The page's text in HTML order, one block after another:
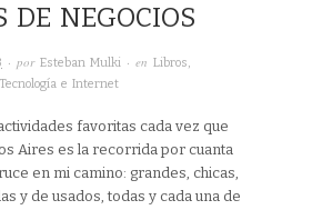
DE NEGOCIOS
· por Esteban Mulki · en Libros,
Tecnología e Internet
favoritas cada vez que
Aires es la recorrida por cuanta
en mi camino: grandes, chicas,
y de usados, todas y cada una de